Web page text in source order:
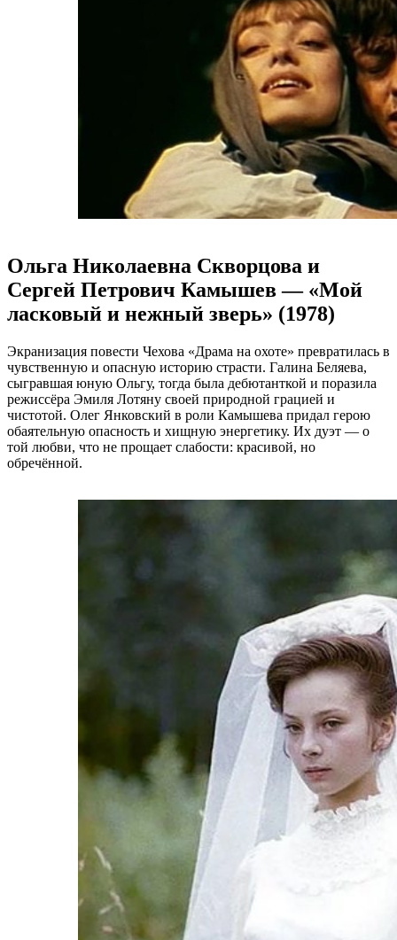
Ольга Николаевна Скворцова и
Сергей Петрович Камышев — «Мой
ласковый и нежный зверь» (1978)
Экранизация повести Чехова «Драма на охоте» превратилась в
чувственную и опасную историю страсти. Галина Беляева,
сыгравшая юную Ольгу, тогда была дебютанткой и поразила
режиссёра Эмиля Лотяну своей природной грацией и
чистотой. Олег Янковский в роли Камышева придал герою
обаятельную опасность и хищную энергетику. Их дуэт — о
той любви, что не прощает слабости: красивой, но
обречённой.